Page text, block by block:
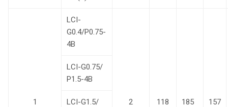
1
LCI-
G0.4/P0.75-
4B
2 118 185 157
LCI-G0.75/
Р1.5-4B
LCI-G1.5/